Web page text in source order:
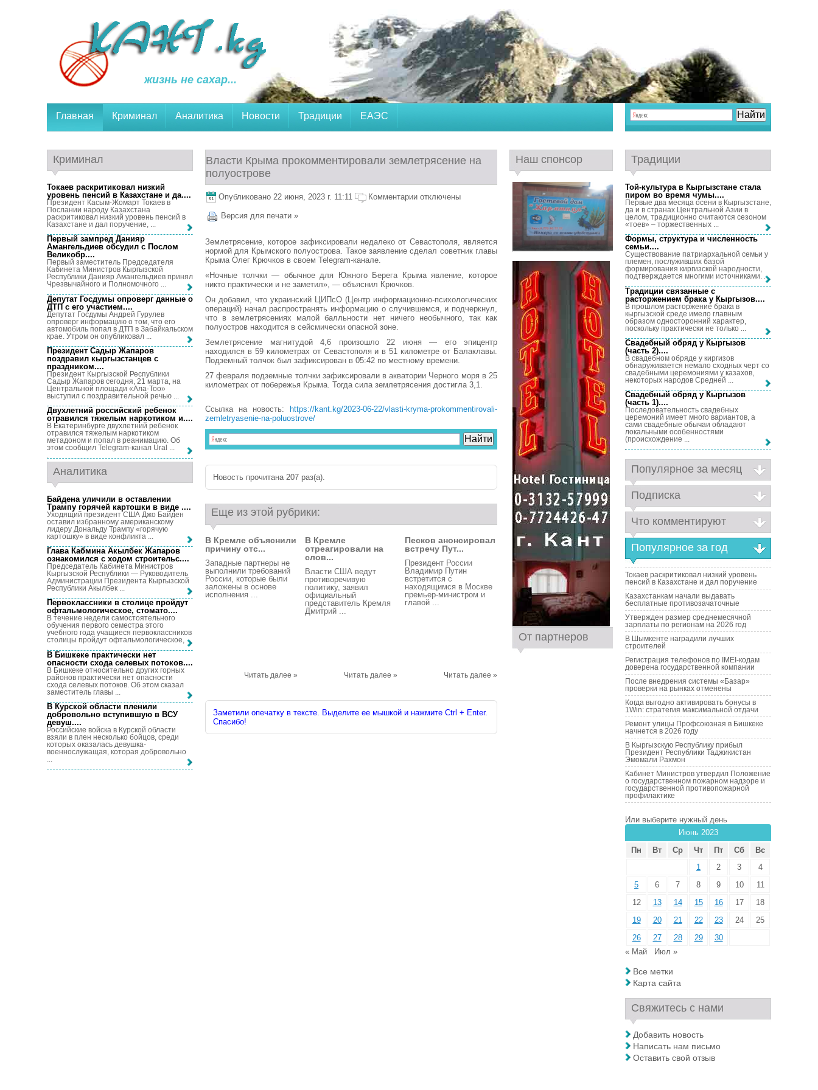
жизнь не сахар...
Главная Криминал Аналитика Новости Традиции ЕАЭС
Власти Крыма прокомментировали землетрясение на
полуострове
Опубликовано 22 июня, 2023 г. 11:11 Комментарии отключены
Версия для печати »
Землетрясение, которое зафиксировали недалеко от Севастополя, является
нормой для Крымского полуострова. Такое заявление сделал советник главы
Крыма Олег Крючков в своем Telegram-канале.
«Ночные толчки — обычное для Южного Берега Крыма явление, которое
никто практически и не заметил», — объяснил Крючков.
Он добавил, что украинский ЦИПсО (Центр информационно-психологических
операций) начал распространять информацию о случившемся, и подчеркнул,
что в землетрясениях малой балльности нет ничего необычного, так как
полуостров находится в сейсмически опасной зоне.
Землетрясение магнитудой 4,6 произошло 22 июня — его эпицентр
находился в 59 километрах от Севастополя и в 51 километре от Балаклавы.
Подземный толчок был зафиксирован в 05:42 по местному времени.
27 февраля подземные толчки зафиксировали в акватории Черного моря в 25
километрах от побережья Крыма. Тогда сила землетрясения достигла 3,1.
Ссылка на новость:
https://kant.kg/2023-06-22/vlasti-kryma-prokommentirovali-
zemletryasenie-na-poluostrove/
Новость прочитана 207 раз(a).
Еще из этой рубрики:
В Кремле объяснили
причину отс...
Западные партнеры не
выполнили требований
России, которые были
заложены в основе
исполнения ...
Читать далее »
В Кремле
отреагировали на
слов...
Власти США ведут
противоречивую
политику, заявил
официальный
представитель Кремля
Дмитрий ...
Читать далее »
Песков анонсировал
встречу Пут...
Президент России
Владимир Путин
встретится с
находящимся в Москве
премьер-министром и
главой ...
Читать далее »
Заметили опечатку в тексте. Выделите ее мышкой и нажмите Ctrl + Enter.
Спасибо!
Криминал
Токаев раскритиковал низкий
уровень пенсий в Казахстане и да....
Президент Касым-Жомарт Токаев в
Послании народу Казахстана
раскритиковал низкий уровень пенсий в
Казахстане и дал поручение, ...
Первый зампред Данияр
Амангельдиев обсудил с Послом
Великобр....
Первый заместитель Председателя
Кабинета Министров Кыргызской
Республики Данияр Амангельдиев принял
Чрезвычайного и Полномочного ...
Депутат Госдумы опроверг данные о
ДТП с его участием....
Депутат Госдумы Андрей Гурулев
опроверг информацию о том, что его
автомобиль попал в ДТП в Забайкальском
крае. Утром он опубликовал ...
Президент Садыр Жапаров
поздравил кыргызстанцев с
праздником....
Президент Кыргызской Республики
Садыр Жапаров сегодня, 21 марта, на
Центральной площади «Ала-Тоо»
выступил с поздравительной речью ...
Двухлетний российский ребенок
отравился тяжелым наркотиком и....
В Екатеринбурге двухлетний ребенок
отравился тяжелым наркотиком
метадоном и попал в реанимацию. Об
этом сообщил Telegram-канал Ural ...
Аналитика
Байдена уличили в оставлении
Трампу горячей картошки в виде ....
Уходящий президент США Джо Байден
оставил избранному американскому
лидеру Дональду Трампу «горячую
картошку» в виде конфликта ...
Глава Кабмина Акылбек Жапаров
ознакомился с ходом строительс....
Председатель Кабинета Министров
Кыргызской Республики — Руководитель
Администрации Президента Кыргызской
Республики Акылбек ...
Первоклассники в столице пройдут
офтальмологическое, стомато....
В течение недели самостоятельного
обучения первого семестра этого
учебного года учащиеся первоклассников
столицы пройдут офтальмологическое, ...
В Бишкеке практически нет
опасности схода селевых потоков....
В Бишкеке относительно других горных
районов практически нет опасности
схода селевых потоков. Об этом сказал
заместитель главы ...
В Курской области пленили
добровольно вступившую в ВСУ
девуш....
Российские войска в Курской области
взяли в плен несколько бойцов, среди
которых оказалась девушка-
военнослужащая, которая добровольно
...
Наш спонсор
От партнеров
Традиции
Той-культура в Кыргызстане стала
пиром во время чумы....
Первые два месяца осени в Кыргызстане,
да и в странах Центральной Азии в
целом, традиционно считаются сезоном
«тоев» – торжественных ...
Формы, структура и численность
семьи....
Существование патриархальной семьи у
племен, послуживших базой
формирования киргизской народности,
подтверждается многими источниками. ...
Традиции связанные с
расторжением брака у Кыргызов....
В прошлом расторжение брака в
кыргызской среде имело главным
образом односторонний характер,
поскольку практически не только ...
Свадебный обряд у Кыргызов
(часть 2)....
В свадебном обряде у киргизов
обнаруживается немало сходных черт со
свадебными церемониями у казахов,
некоторых народов Средней ...
Свадебный обряд у Кыргызов
(часть 1)....
Последовательность свадебных
церемоний имеет много вариантов, а
сами свадебные обычаи обладают
локальными особенностями
(происхождение ...
Популярное за месяц
Подписка
Что комментируют
Популярное за год
Токаев раскритиковал низкий уровень
пенсий в Казахстане и дал поручение
Казахстанкам начали выдавать
бесплатные противозачаточные
Утвержден размер среднемесячной
зарплаты по регионам на 2026 год
В Шымкенте наградили лучших
строителей
Регистрация телефонов по IMEI-кодам
доверена государственной компании
После внедрения системы «Базар»
проверки на рынках отменены
Когда выгодно активировать бонусы в
1Win: стратегия максимальной отдачи
Ремонт улицы Профсоюзная в Бишкеке
начнется в 2026 году
В Кыргызскую Республику прибыл
Президент Республики Таджикистан
Эмомали Рахмон
Кабинет Министров утвердил Положение
о государственном пожарном надзоре и
государственной противопожарной
профилактике
Или выберите нужный день
Июнь 2023
Пн
Вт Ср Чт Пт Сб
Вс
1
2 3
4
5
6 7 8 9 10
11
12
13 14 15 16 17
18
19
20 21 22 23 24
25
26
27 28 29
30
« Май
Июл »
Все метки
Карта сайта
Свяжитесь с нами
Добавить новость
Написать нам письмо
Оставить свой отзыв